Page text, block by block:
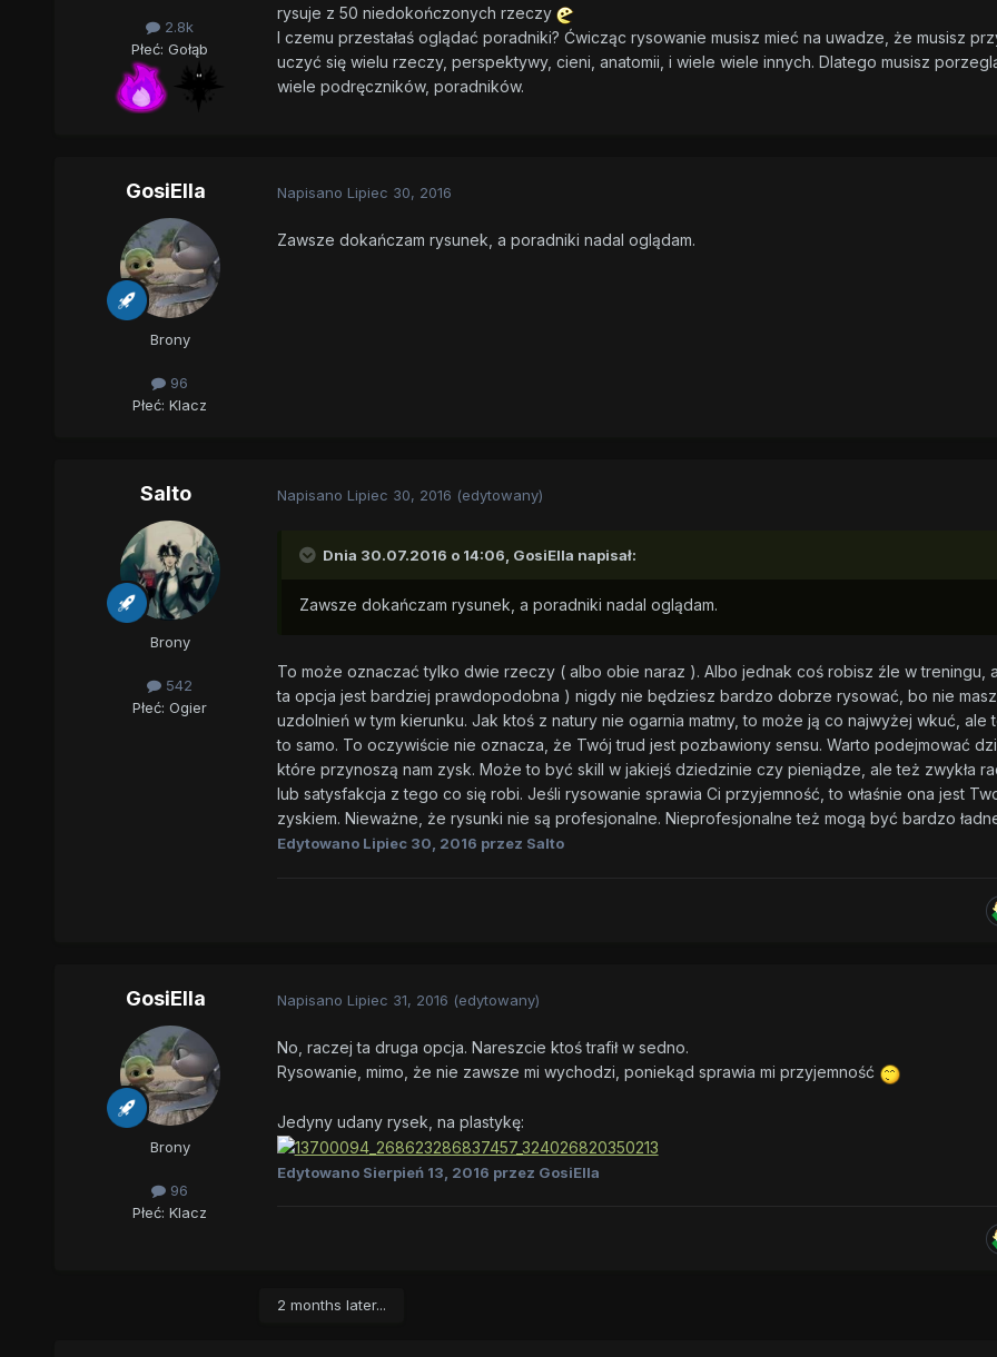
2.8k
Płeć: Gołąb
rysuje z 50 niedokończonych rzeczy
I czemu przestałaś oglądać poradniki? Ćwicząc rysowanie musisz mieć na uwadze, że musisz
uczyć się wielu rzeczy, perspektywy, cieni, anatomii, i wiele wiele innych. Dlatego musisz
wiele podręczników, poradników.
GosiElla
Brony
96
Płeć: Klacz
Napisano Lipiec 30, 2016
Zawsze dokańczam rysunek, a poradniki nadal oglądam.
Salto
Brony
542
Płeć: Ogier
Napisano Lipiec 30, 2016 (edytowany)
Dnia 30.07.2016 o 14:06, GosiElla napisał:
Zawsze dokańczam rysunek, a poradniki nadal oglądam.
To może oznaczać tylko dwie rzeczy ( albo obie naraz ). Albo jednak coś robisz źle w treningu,
ta opcja jest bardziej prawdopodobna ) nigdy nie będziesz bardzo dobrze rysować, bo nie masz
uzdolnień w tym kierunku. Jak ktoś z natury nie ogarnia matmy, to może ją co najwyżej wkuć, ale
to samo. To oczywiście nie oznacza, że Twój trud jest pozbawiony sensu. Warto podejmować
które przynoszą nam zysk. Może to być skill w jakiejś dziedzinie czy pieniądze, ale też zwykła
lub satysfakcja z tego co się robi. Jeśli rysowanie sprawia Ci przyjemność, to właśnie ona jest
zyskiem. Nieważne, że rysunki nie są profesjonalne. Nieprofesjonalne też mogą być bardzo
Edytowano Lipiec 30, 2016 przez Salto
GosiElla
Brony
96
Płeć: Klacz
Napisano Lipiec 31, 2016 (edytowany)
No, raczej ta druga opcja. Nareszcie ktoś trafił w sedno.
Rysowanie, mimo, że nie zawsze mi wychodzi, poniekąd sprawia mi przyjemność
Jedyny udany rysek, na plastykę:
Edytowano Sierpień 13, 2016 przez GosiElla
2 months later...